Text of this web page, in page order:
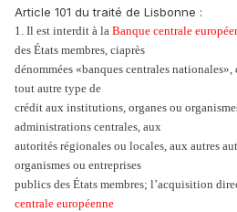
Article 101 du traité de Lisbonne :
1. Il est interdit à la Banque centrale
des États membres, ciaprès
dénommées «banques centrales nationales»,
tout autre type de
crédit aux institutions, organes ou
administrations centrales, aux
autorités régionales ou locales, aux autres
organismes ou entreprises
publics des États membres; l’acquisition
centrale européenne